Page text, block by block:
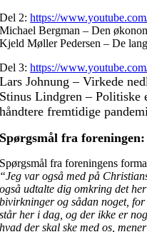
Del 2:https://
Michael Bergman – Den
Kjeld Møller Pedersen – De
Del 3:https://
Lars Johnung – Virkede
Stinus Lindgren – Politiske
håndtere fremtidige
Spørgsmål fra foreningen:
Spørgsmål fra foreningens
“Jeg var også med på
også udtalte dig omkring det
bivirkninger og sådan noget,
står her i dag, og der ikke er
hvad der skal ske med os,